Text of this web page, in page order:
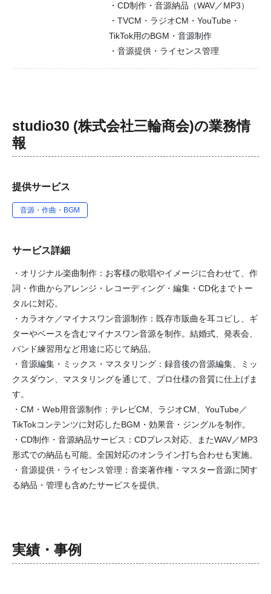
・CD制作・音源納品（WAV／MP3）
・TVCM・ラジオCM・YouTube・
TikTok用のBGM・音源制作
・音源提供・ライセンス管理
studio30 (株式会社三輪商会)の業務情
報
提供サービス
音源・作曲・BGM
サービス詳細
・オリジナル楽曲制作：お客様の歌唱やイメージに合わせて、作
詞・作曲からアレンジ・レコーディング・編集・CD化までトー
タルに対応。
・カラオケ／マイナスワン音源制作：既存市販曲を耳コピし、ギ
ターやベースを含むマイナスワン音源を制作。結婚式、発表会、
バンド練習用など用途に応じて納品。
・音源編集・ミックス・マスタリング：録音後の音源編集、ミッ
クスダウン、マスタリングを通じて、プロ仕様の音質に仕上げま
す。
・CM・Web用音源制作：テレビCM、ラジオCM、YouTube／
TikTokコンテンツに対応したBGM・効果音・ジングルを制作。
・CD制作・音源納品サービス：CDプレス対応、またWAV／MP3
形式での納品も可能。全国対応のオンライン打ち合わせも実施。
・音源提供・ライセンス管理：音楽著作権・マスター音源に関す
る納品・管理も含めたサービスを提供。
実績・事例